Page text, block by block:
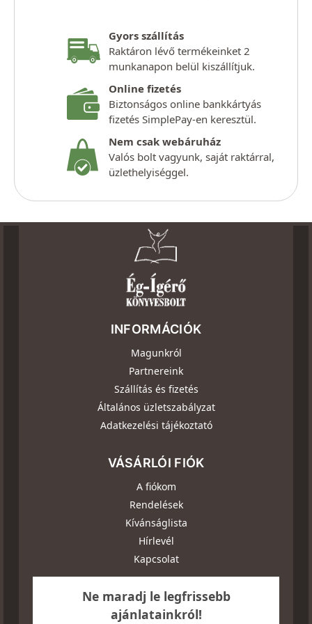
Gyors szállítás
Raktáron lévő termékeinket 2
munkanapon belül kiszállítjuk.
Online fizetés
Biztonságos online bankkártyás
fizetés SimplePay-en keresztül.
Nem csak webáruház
Valós bolt vagyunk, saját raktárral,
üzlethelyiséggel.
INFORMÁCIÓK
Magunkról
Partnereink
Szállítás és fizetés
Általános üzletszabályzat
Adatkezelési tájékoztató
VÁSÁRLÓI FIÓK
A fiókom
Rendelések
Kívánságlista
Hírlevél
Kapcsolat
Ne maradj le legfrissebb
ajánlatainkról!